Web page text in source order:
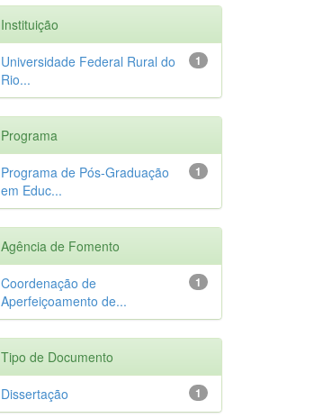
Instituição
1
Universidade Federal Rural do
Rio...
Programa
1
Programa de Pós-Graduação
em Educ...
Agência de Fomento
1
Coordenação de
Aperfeiçoamento de...
Tipo de Documento
1
Dissertação